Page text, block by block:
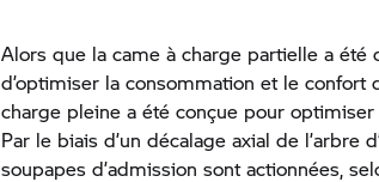
Alors que la came à charge partielle a été
d’optimiser la consommation et le confort
charge pleine a été conçue pour
Par le biais d’un décalage axial de l’arbre
soupapes d’admission sont actionnées,